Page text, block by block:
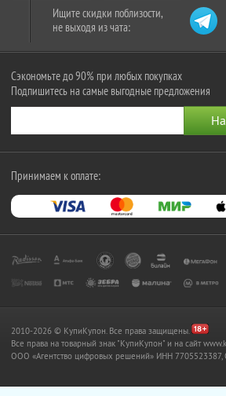
Ищите скидки поблизости,
не выходя из чата:
Сэкономьте до 90% при любых покупках
Подпишитесь на самые выгодные предложения
Принимаем к оплате:
2010-2026 © КупиКупон. Все права защищены.
Все права на товарный знак "КупиКупон" и на сайт
OOO «Агентство цифровых решений» ИНН